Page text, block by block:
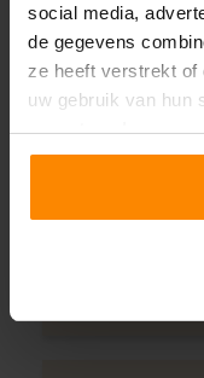
social media,
de gegevens
ze heeft verstrekt of
uw gebruik van hun
accepteren!
experts